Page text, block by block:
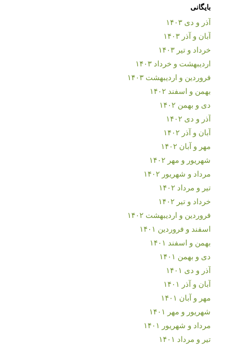
بایگانی
آذر و دی ۱۴۰۳
آبان و آذر ۱۴۰۳
خرداد و تیر ۱۴۰۳
اردیبهشت و خرداد ۱۴۰۳
فروردین و اردیبهشت ۱۴۰۳
بهمن و اسفند ۱۴۰۲
دی و بهمن ۱۴۰۲
آذر و دی ۱۴۰۲
آبان و آذر ۱۴۰۲
مهر و آبان ۱۴۰۲
شهریور و مهر ۱۴۰۲
مرداد و شهریور ۱۴۰۲
تیر و مرداد ۱۴۰۲
خرداد و تیر ۱۴۰۲
فروردین و اردیبهشت ۱۴۰۲
اسفند و فروردین ۱۴۰۱
بهمن و اسفند ۱۴۰۱
دی و بهمن ۱۴۰۱
آذر و دی ۱۴۰۱
آبان و آذر ۱۴۰۱
مهر و آبان ۱۴۰۱
شهریور و مهر ۱۴۰۱
مرداد و شهریور ۱۴۰۱
تیر و مرداد ۱۴۰۱